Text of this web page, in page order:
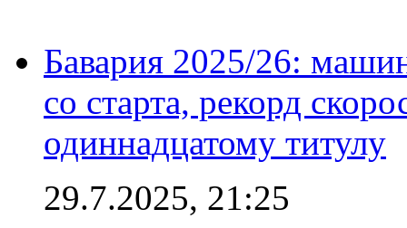
Бавария 2025/26:
со старта, рекорд
одиннадцатому титулу
29.7.2025, 21:25